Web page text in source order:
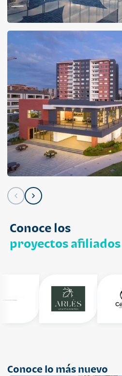
Conoce los
proyectos afiliados
Conoce lo más nuevo